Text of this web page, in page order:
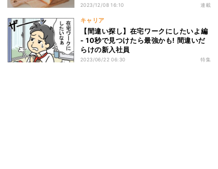
2023/12/08 16:10 連載
キャリア
【間違い探し】在宅ワークにしたいよ編
- 10秒で見つけたら最強かも! 間違いだ
らけの新入社員
2023/06/22 06:30 特集